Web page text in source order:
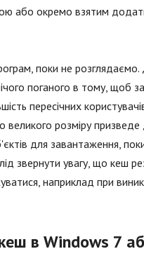
або окремо взятим
поки не
поганого в тому, щоб
пересічних
великого розміру
для завантаження,
звернути увагу, що кеш
наприклад при
в Windows 7